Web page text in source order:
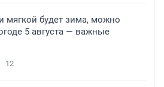
мягкой будет зима, можно
5 августа — важные
12